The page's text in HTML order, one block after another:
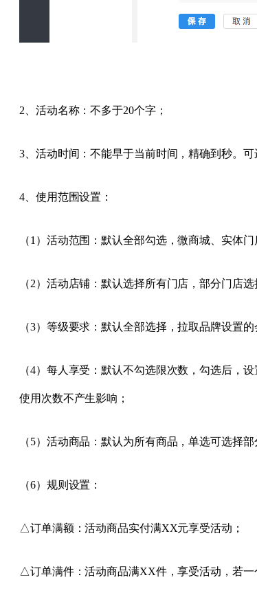
2、活动名称：不多于20个字；
3、活动时间：不能早于当前时间，精确到秒。可
4、使用范围设置：
（1）活动范围：默认全部勾选，微商城、实体门
（2）活动店铺：默认选择所有门店，部分门店
（3）等级要求：默认全部选择，拉取品牌设置
（4）每人享受：默认不勾选限次数，勾选后，
使用次数不产生影响；
（5）活动商品：默认为所有商品，单选可选择
（6）规则设置：
△订单满额：活动商品实付满XX元享受活动；
△订单满件：活动商品满XX件，享受活动，若一